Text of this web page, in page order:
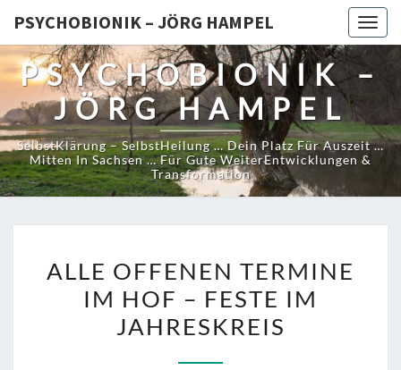
PSYCHOBIONIK – JÖRG HAMPEL
PSYCHOBIONIK –
JÖRG HAMPEL
SelbstKlärung – SelbstHeilung … Dein Platz Für Auszeit …
Mitten In Sachsen … Für Gute WeiterEntwicklungen &
Transformation
OFFENEN
TERMINE
IM
ALLE OFFENEN TERMINE
IM HOF – FESTE IM
JAHRESKREIS